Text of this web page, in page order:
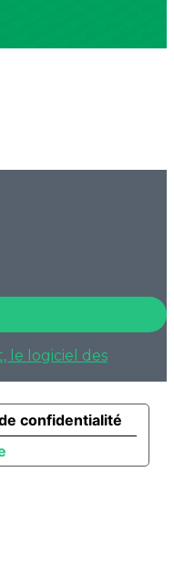
le logiciel des
confidentialité